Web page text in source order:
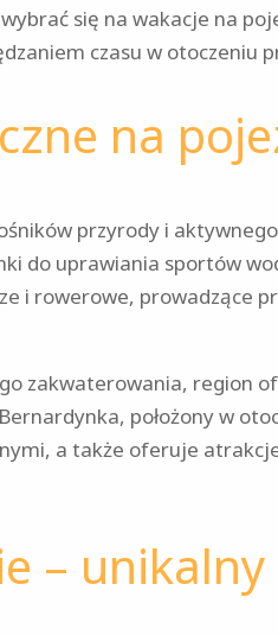
się na wakacje na
czasu w otoczeniu
na
przyrody i
do uprawiania sportów
i rowerowe, prowadzące
zakwaterowania, region
Bernardynka, położony w
a także oferuje
–